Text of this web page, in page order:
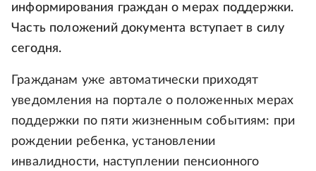
информирования граждан о мерах поддержки.
Часть положений документа вступает в силу
сегодня.
Гражданам уже автоматически приходят
уведомления на портале о положенных мерах
поддержки по пяти жизненным событиям: при
рождении ребенка, установлении
инвалидности, наступлении пенсионного